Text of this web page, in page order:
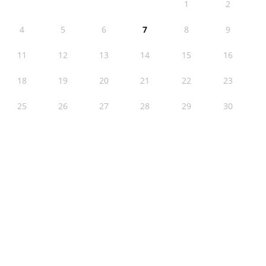
1 2
4 5 6 7 8 9
11 12 13 14 15 16
18 19 20 21 22 23
25 26 27 28 29 30